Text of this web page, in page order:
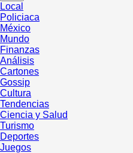
Local
Policiaca
México
Mundo
Finanzas
Análisis
Cartones
Gossip
Cultura
Tendencias
Ciencia y Salud
Turismo
Deportes
Juegos